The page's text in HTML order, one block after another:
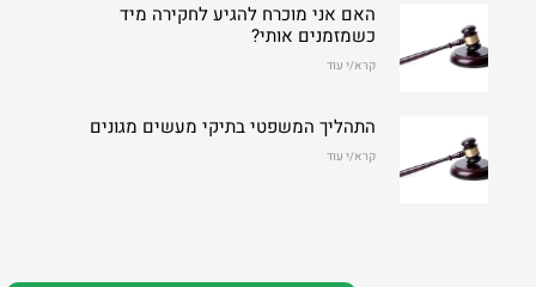
האם אני מוכרח להגיע לחקירה מיד
כשמזמנים אותי?
קרא/י עוד
התהליך המשפטי בתיקי מעשים מגונים
קרא/י עוד